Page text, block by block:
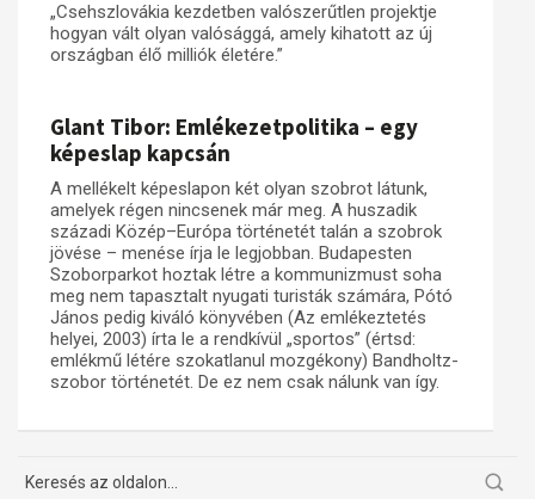
„Csehszlovákia kezdetben valószerűtlen projektje
hogyan vált olyan valósággá, amely kihatott az új
országban élő milliók életére.”
Glant Tibor: Emlékezetpolitika – egy
képeslap kapcsán
A mellékelt képeslapon két olyan szobrot látunk,
amelyek régen nincsenek már meg. A huszadik
századi Közép–Európa történetét talán a szobrok
jövése – menése írja le legjobban. Budapesten
Szoborparkot hoztak létre a kommunizmust soha
meg nem tapasztalt nyugati turisták számára, Pótó
János pedig kiváló könyvében (Az emlékeztetés
helyei, 2003) írta le a rendkívül „sportos” (értsd:
emlékmű létére szokatlanul mozgékony) Bandholtz-
szobor történetét. De ez nem csak nálunk van így.